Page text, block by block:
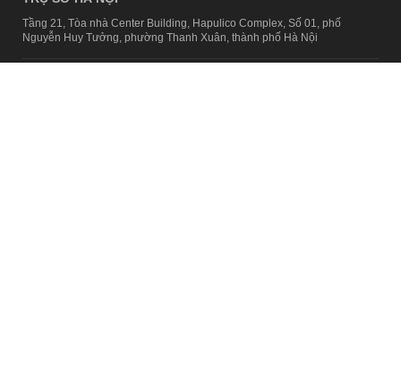
Tầng 21, Tòa nhà Center Building, Hapulico Complex, Số 01, phố
Nguyễn Huy Tưởng, phường Thanh Xuân, thành phố Hà Nội